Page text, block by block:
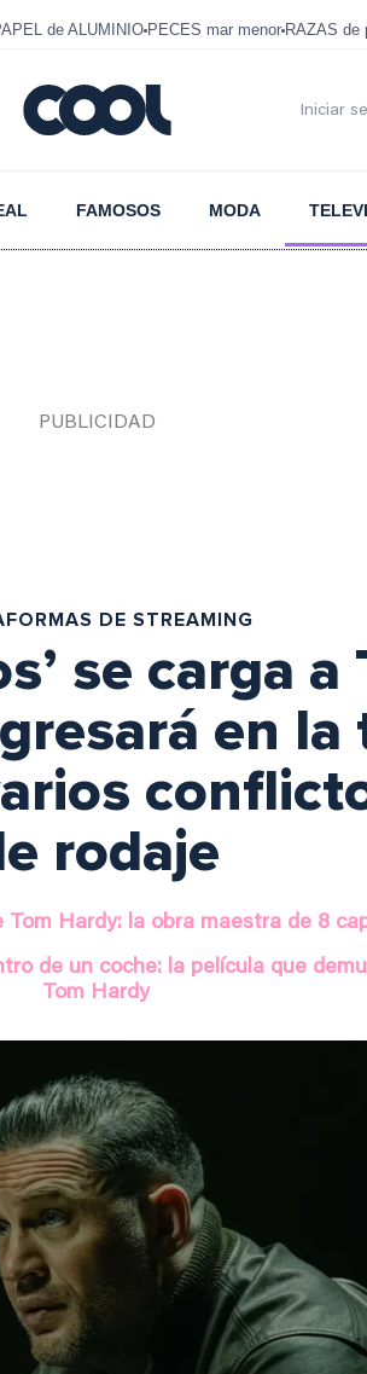
de ALUMINIO PECES mar menor RAZAS de
Iniciar
FAMOSOS MODA
DE STREAMING
se carga
en la
rodaje
Hardy: la obra maestra de 8
de un coche: la película que
Tom Hardy